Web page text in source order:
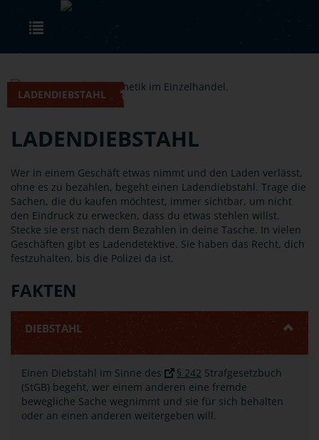
Skip to main content
LADENDIEBSTAHL
LADENDIEBSTAHL
Wer in einem Geschäft etwas nimmt und den Laden verlässt,
ohne es zu bezahlen, begeht einen Ladendiebstahl. Trage die
Sachen, die du kaufen möchtest, immer sichtbar, um nicht
den Eindruck zu erwecken, dass du etwas stehlen willst.
Stecke sie erst nach dem Bezahlen in deine Tasche. In vielen
Geschäften gibt es Ladendetektive. Sie haben das Recht, dich
festzuhalten, bis die Polizei da ist.
FAKTEN
DIEBSTAHL
Einen Diebstahl im Sinne des § 242 Strafgesetzbuch
(StGB) begeht, wer einem anderen eine fremde
bewegliche Sache wegnimmt und sie für sich behalten
oder an einen anderen weitergeben will.